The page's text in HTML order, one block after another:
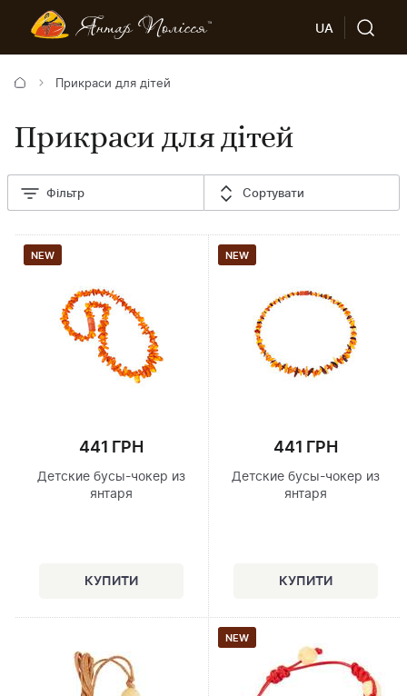
UA
Прикраси для дітей
Прикраси для дітей
Фільтр Сортувати
NEW
441 ГРН
Детские бусы-чокер из
янтаря
NEW
441 ГРН
Детские бусы-чокер из
янтаря
NEW